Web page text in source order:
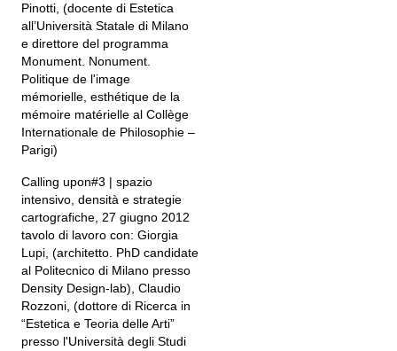
Pinotti, (docente di Estetica
all’Università Statale di Milano
e direttore del programma
Monument. Nonument.
Politique de l'image
mémorielle, esthétique de la
mémoire matérielle al Collège
Internationale de Philosophie –
Parigi)
Calling upon#3 | spazio
intensivo, densità e strategie
cartografiche, 27 giugno 2012
tavolo di lavoro con: Giorgia
Lupi, (architetto. PhD candidate
al Politecnico di Milano presso
Density Design-lab), Claudio
Rozzoni, (dottore di Ricerca in
“Estetica e Teoria delle Arti”
presso l'Università degli Studi